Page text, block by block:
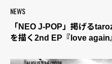
NEWS
「NEO J-POP」掲げる
を描く2nd EP『love again